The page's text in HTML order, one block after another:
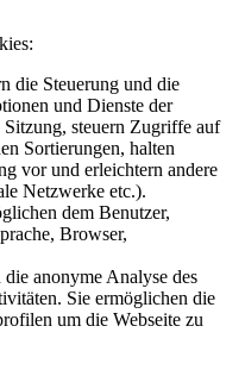
die Steuerung und die
und Dienste der
steuern Zugriffe auf
Sortierungen, halten
vor und erleichtern andere
Netzwerke etc.).
dem Benutzer,
Browser,
die anonyme Analyse des
Sie ermöglichen die
um die Webseite zu